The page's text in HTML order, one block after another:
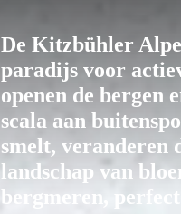
De Kitzbühler
paradijs voor
openen de bergen
scala aan
smelt, veranderen
landschap van
bergmeren,